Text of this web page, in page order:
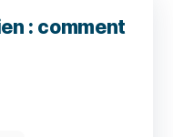
: comment